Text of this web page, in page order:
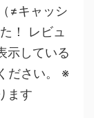
≠キャッシ
！ レビュ
示している
ださい。 ※
ます